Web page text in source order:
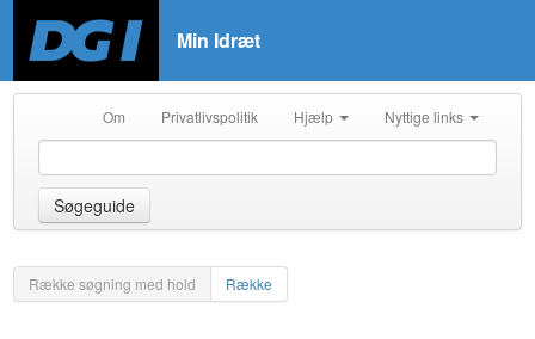
Min Idræt
Om Privatlivspolitik Hjælp Nyttige links
Søgeguide
Række søgning med hold Række